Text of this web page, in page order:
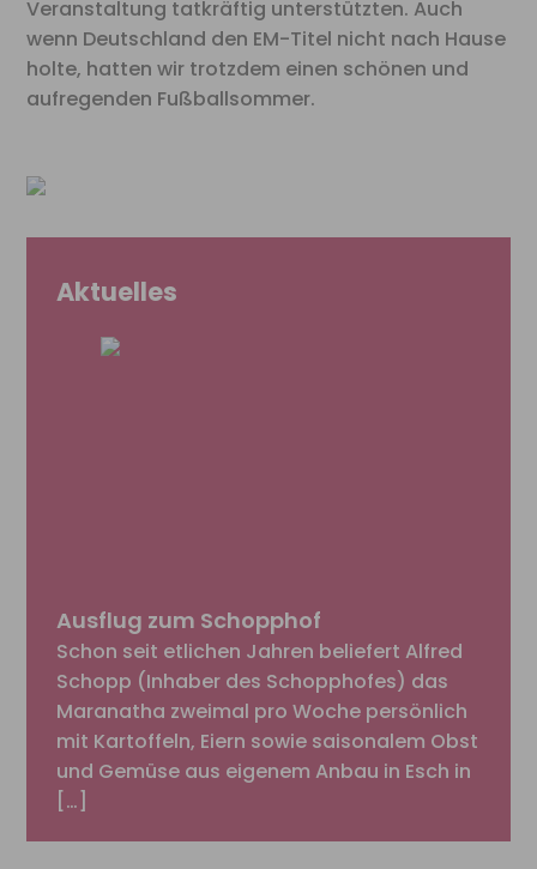
Veranstaltung tatkräftig unterstützten. Auch
wenn Deutschland den EM-Titel nicht nach Hause
holte, hatten wir trotzdem einen schönen und
aufregenden Fußballsommer.
Aktuelles
Ausflug zum Schopphof
Schon seit etlichen Jahren beliefert Alfred
Schopp (Inhaber des Schopphofes) das
Maranatha zweimal pro Woche persönlich
mit Kartoffeln, Eiern sowie saisonalem Obst
und Gemüse aus eigenem Anbau in Esch in
[…]